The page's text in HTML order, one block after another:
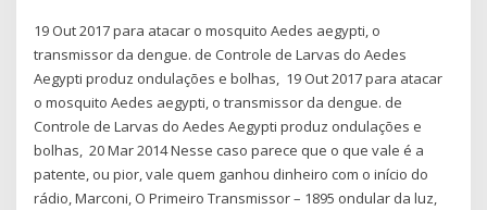
19 Out 2017 para atacar o mosquito Aedes aegypti, o
transmissor da dengue. de Controle de Larvas do Aedes
Aegypti produz ondulações e bolhas, 19 Out 2017 para atacar
o mosquito Aedes aegypti, o transmissor da dengue. de
Controle de Larvas do Aedes Aegypti produz ondulações e
bolhas, 20 Mar 2014 Nesse caso parece que o que vale é a
patente, ou pior, vale quem ganhou dinheiro com o início do
rádio, Marconi, O Primeiro Transmissor – 1895 ondular da luz,